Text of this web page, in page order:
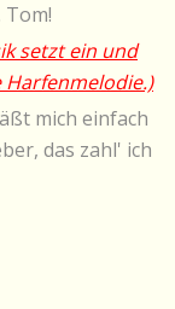
Tom!
setzt ein und
mich einfach
das zahl' ich